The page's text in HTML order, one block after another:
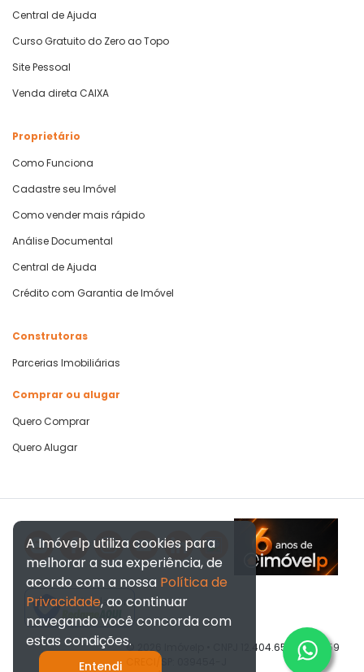
Central de Ajuda
Curso Gratuito do Zero ao Topo
Site Pessoal
Venda direta CAIXA
Proprietário
Como Funciona
Cadastre seu Imóvel
Como vender mais rápido
Análise Documental
Central de Ajuda
Crédito com Garantia de Imóvel
Construtoras
Parcerias Imobiliárias
Comprar ou alugar
Quero Comprar
Quero Alugar
Verificada por
© 2026 Imóvelp • CNPJ 12.404.656/0001-59
CRECI/SP: 039454-J
A Imóvelp utiliza cookies para
melhorar a sua experiência, de
acordo com a nossa Política de
Privacidade, ao continuar
navegando você concorda com
estas condições.
Entendi